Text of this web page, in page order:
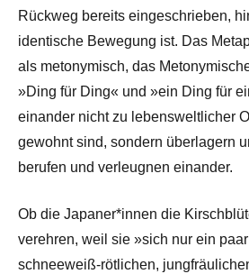
Rückweg bereits eingeschrieben,
identische Bewegung ist. Das
als metonymisch, das
»Ding für Ding« und »ein Ding für
einander nicht zu lebensweltlicher
gewohnt sind, sondern überlagern
berufen und verleugnen einander.
Ob die Japaner*innen die
verehren, weil sie »sich nur ein
schneeweiß-rötlichen,